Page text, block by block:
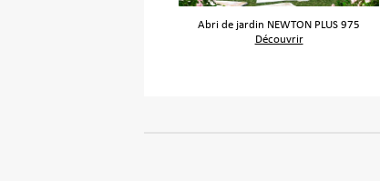
Abri de jardin NEWTON PLUS 975
Découvrir